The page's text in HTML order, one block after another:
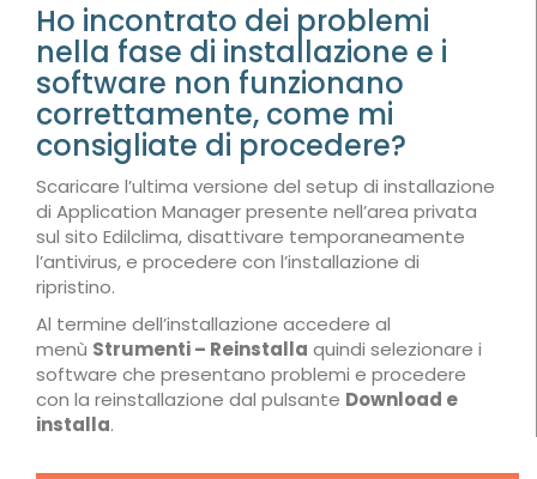
Ho incontrato dei problemi
nella fase di installazione e i
software non funzionano
correttamente, come mi
consigliate di procedere?
Scaricare l’ultima versione del setup di installazione
di Application Manager presente nell’area privata
sul sito Edilclima, disattivare temporaneamente
l’antivirus, e procedere con l’installazione di
ripristino.
Al termine dell’installazione accedere al
menù Strumenti – Reinstalla quindi selezionare i
software che presentano problemi e procedere
con la reinstallazione dal pulsante Download e
installa.